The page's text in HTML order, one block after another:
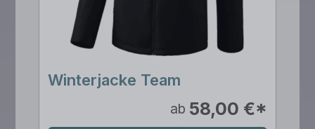
Winterjacke Team
ab 58,00 €*